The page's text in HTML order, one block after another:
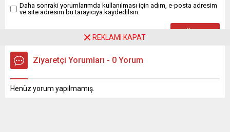
Daha sonraki yorumlarımda kullanılması için adım, e-posta adresim
ve site adresim bu tarayıcıya kaydedilsin.
Ziyaretçi Yorumları - 0 Yorum
Henüz yorum yapılmamış.
REKLAMI KAPAT